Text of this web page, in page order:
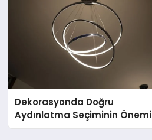
Dekorasyonda Doğru
Aydınlatma Seçiminin Önemi